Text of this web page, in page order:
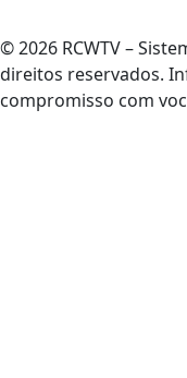
© 2026 RCWTV –
direitos reservados.
compromisso com